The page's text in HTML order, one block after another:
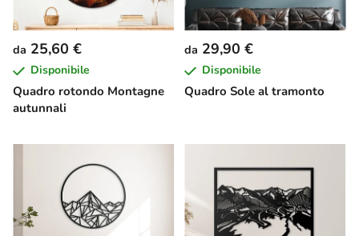
Quadro rotondo Montagne
autunnali
da 25,60 €
Disponibile
Quadro Sole al tramonto
da 29,90 €
Disponibile